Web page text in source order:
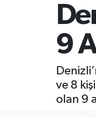
9
ve 8
olan 9
Afyonkarahisar
Süper Lig Puan
Son Dakika